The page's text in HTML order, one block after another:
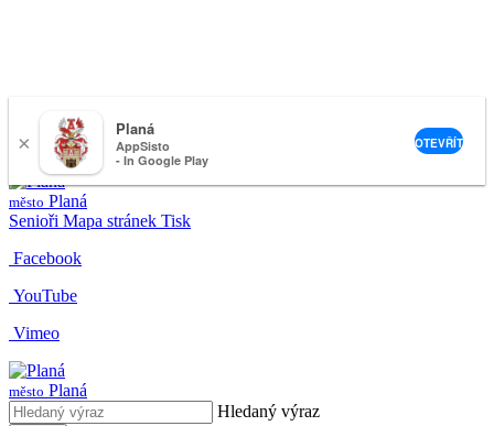
nemeckova@muplana.cz
město Planá
Senioři Mapa stránek Tisk
Facebook
YouTube
Vimeo
město Planá
Hledaný výraz
×
Planá
AppSisto
- In Google Play
OTEVŘÍT